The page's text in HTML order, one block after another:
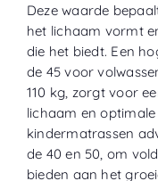
Deze waarde
het lichaam vormt
die het biedt. Een
de 45 voor
110 kg, zorgt voor
lichaam en
kindermatrassen
de 40 en 50, om
bieden aan het